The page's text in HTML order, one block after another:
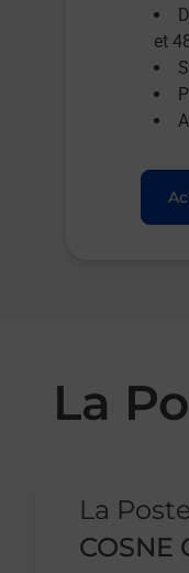
et
La
La Poste
COSNE